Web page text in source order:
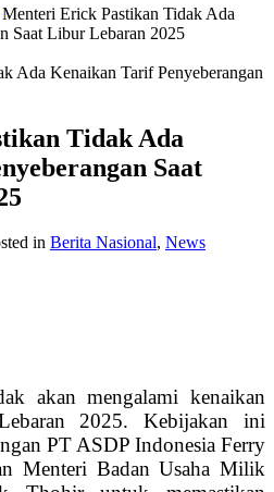
Menteri Erick Pastikan Tidak Ada
Saat Libur Lebaran 2025
Tidak Ada
Saat
in Berita Nasional, News
akan mengalami kenaikan
2025. Kebijakan ini
PT ASDP Indonesia Ferry
Menteri Badan Usaha Milik